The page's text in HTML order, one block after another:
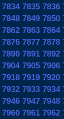
7834 7835 7836
7848 7849 7850
7862 7863 7864
7876 7877 7878
7890 7891 7892
7904 7905 7906
7918 7919 7920
7932 7933 7934
7946 7947 7948
7960 7961 7962